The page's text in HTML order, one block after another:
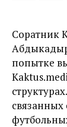
Соратник
попытке